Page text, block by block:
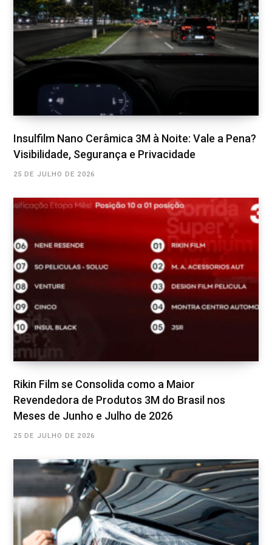
Insulfilm Nano Cerâmica 3M à Noite: Vale a Pena?
Visibilidade, Segurança e Privacidade
25 DE JULHO DE 2026
Rikin Film se Consolida como a Maior
Revendedora de Produtos 3M do Brasil nos
Meses de Junho e Julho de 2026
25 DE JULHO DE 2026